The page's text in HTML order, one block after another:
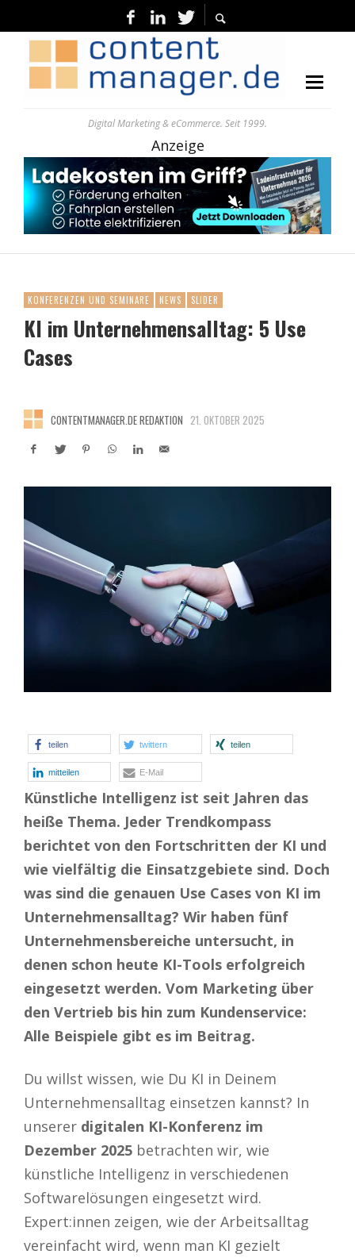
Digital Marketing & eCommerce. Seit 1999.
Anzeige
KONFERENZEN UND SEMINARE NEWS SLIDER
KI im Unternehmensalltag: 5 Use
Cases
CONTENTMANAGER.DE REDAKTION 21. OKTOBER 2025
teilen twittern teilen
mitteilen E-Mail
Künstliche Intelligenz ist seit Jahren das
heiße Thema. Jeder Trendkompass
berichtet von den Fortschritten der KI und
wie vielfältig die Einsatzgebiete sind. Doch
was sind die genauen Use Cases von KI im
Unternehmensalltag? Wir haben fünf
Unternehmensbereiche untersucht, in
denen schon heute KI-Tools erfolgreich
eingesetzt werden. Vom Marketing über
den Vertrieb bis hin zum Kundenservice:
Alle Beispiele gibt es im Beitrag.
Du willst wissen, wie Du KI in Deinem
Unternehmensalltag einsetzen kannst? In
unserer digitalen KI-Konferenz im
Dezember 2025 betrachten wir, wie
künstliche Intelligenz in verschiedenen
Softwarelösungen eingesetzt wird.
Expert:innen zeigen, wie der Arbeitsalltag
vereinfacht wird, wenn man KI gezielt